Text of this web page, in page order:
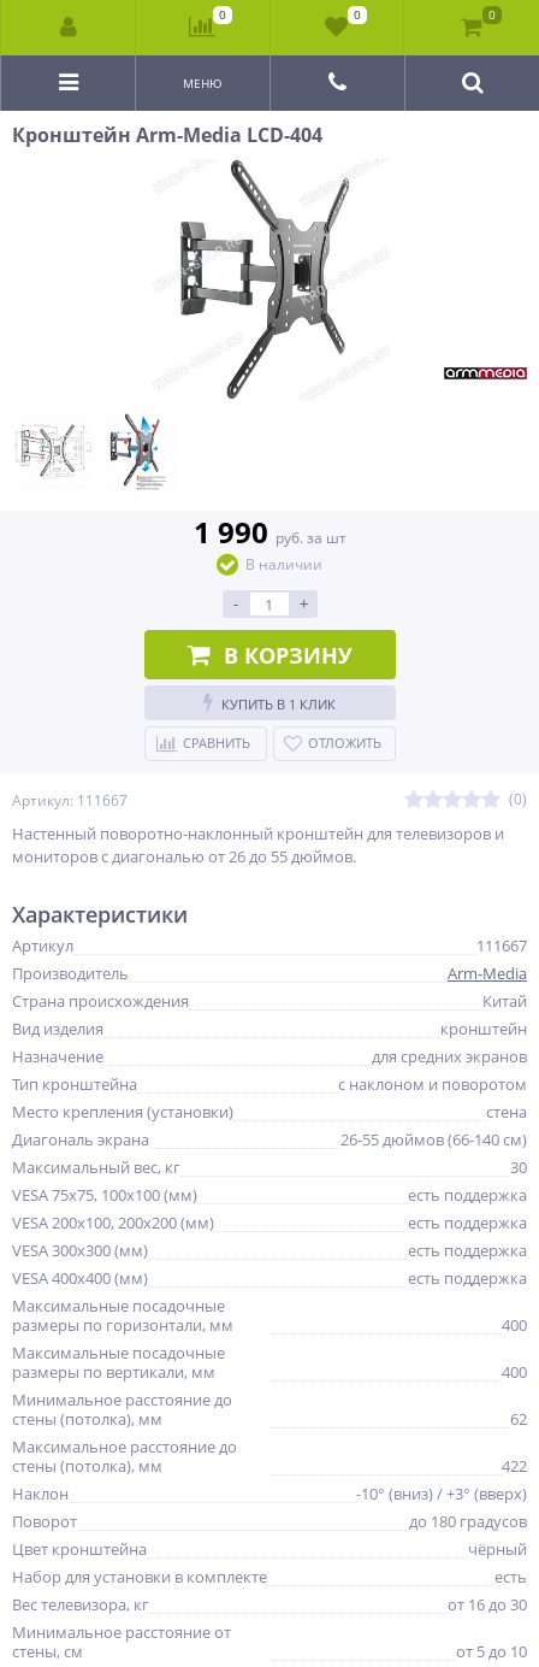
МЕНЮ
Кронштейн Arm-Media LCD-404
Артикул: 111667 (0)
Настенный поворотно-наклонный кронштейн для телевизоров и
мониторов с диагональю от 26 до 55 дюймов.
1 990 руб. за шт
В наличии
- +
В КОРЗИНУ
КУПИТЬ В 1 КЛИК
СРАВНИТЬ ОТЛОЖИТЬ
Характеристики
Артикул
111667
Производитель
Arm-Media
Страна происхождения
Китай
Вид изделия
кронштейн
Назначение
для средних экранов
Тип кронштейна
с наклоном и поворотом
Место крепления (установки)
стена
Диагональ экрана
26-55 дюймов (66-140 см)
Максимальный вес, кг
30
VESA 75x75, 100x100 (мм)
есть поддержка
VESA 200x100, 200x200 (мм)
есть поддержка
VESA 300x300 (мм)
есть поддержка
VESA 400x400 (мм)
есть поддержка
Максимальные посадочные
размеры по горизонтали, мм
400
Максимальные посадочные
размеры по вертикали, мм
400
Минимальное расстояние до
стены (потолка), мм
62
Максимальное расстояние до
стены (потолка), мм
422
Наклон
-10° (вниз) / +3° (вверх)
Поворот
до 180 градусов
Цвет кронштейна
чёрный
Набор для установки в комплекте
есть
Вес телевизора, кг
от 16 до 30
Минимальное расстояние от
стены, см
от 5 до 10
0 0 0